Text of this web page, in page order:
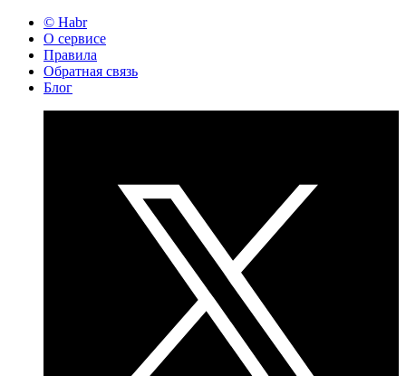
© Habr
О сервисе
Правила
Обратная связь
Блог